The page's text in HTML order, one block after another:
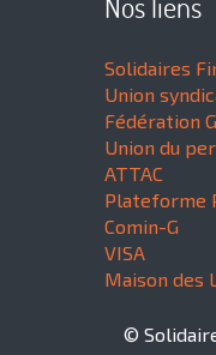
Solidaires
Union
Fédération
Union du
ATTAC
Plateforme
Comin-G
VISA
Maison des
©